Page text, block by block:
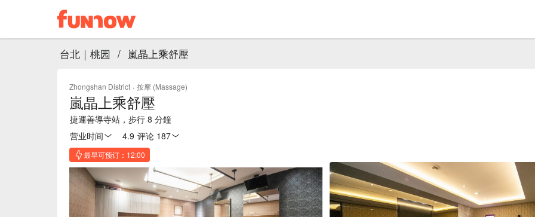
台北｜桃园 / 嵐晶上乘舒壓
Zhongshan District · 按摩 (Massage)
嵐晶上乘舒壓
捷運善導寺站，步行 8 分鐘
营业时间
4.9 评论 187
最早可预订：12:00